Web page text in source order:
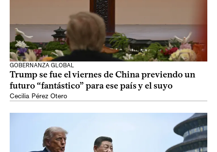
GOBERNANZA GLOBAL
Trump se fue el viernes de China previendo un
futuro “fantástico” para ese país y el suyo
Cecilia Pérez Otero